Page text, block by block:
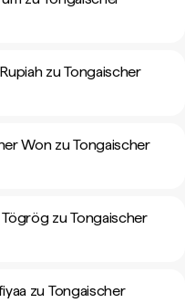
zu Tongaischer
Won zu Tongaischer
zu Tongaischer
zu Tongaischer